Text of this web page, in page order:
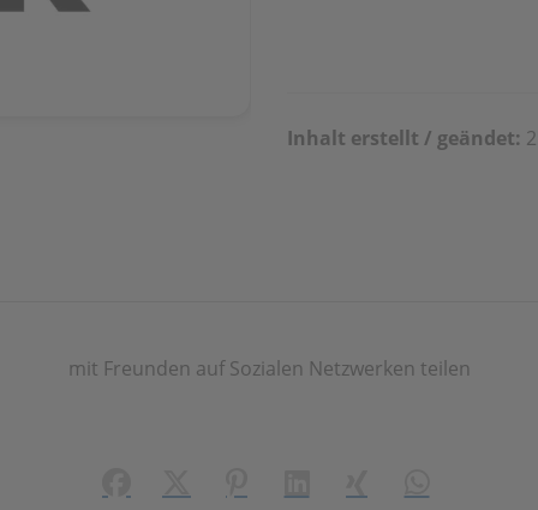
Inhalt erstellt / geändet:
mit Freunden auf Sozialen Netzwerken teilen